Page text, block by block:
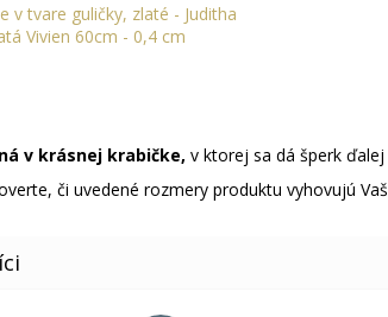
v tvare guličky, zlaté - Juditha
Vivien 60cm - 0,4 cm
v krásnej krabičke, v ktorej sa dá šperk ďalej
či uvedené rozmery produktu vyhovujú